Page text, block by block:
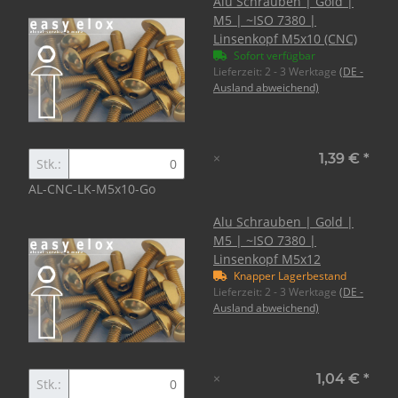
M5 | ~ISO 7380 |
Linsenkopf M5x10 (CNC)
Sofort verfügbar
Lieferzeit: 2 - 3 Werktage (DE -
Ausland abweichend)
Stk.:
AL-CNC-LK-M5x10-Go
× 1,39 € *
Alu Schrauben | Gold |
M5 | ~ISO 7380 |
Linsenkopf M5x12
Knapper Lagerbestand
Lieferzeit: 2 - 3 Werktage (DE -
Ausland abweichend)
Stk.: × 1,04 € *